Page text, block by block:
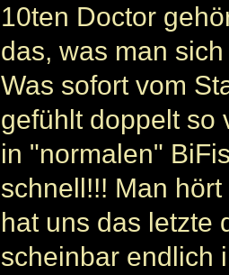
10ten Doctor
das, was man
Was sofort vom
gefühlt doppelt so
in "normalen"
schnell!!! Man
hat uns das letzte
scheinbar endlich